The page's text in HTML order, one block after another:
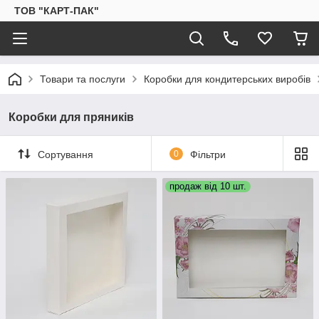
ТОВ "КАРТ-ПАК"
Товари та послуги Коробки для кондитерських виробів
Коробки для пряників
Сортування 0 Фільтри
продаж від 10 шт.